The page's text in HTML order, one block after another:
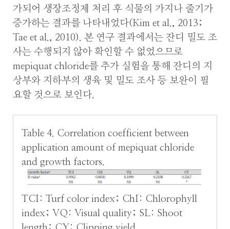
가되어 생장조정제 처리 후 식물의 가지나 줄기가
증가하는 결과를 나타내었다(Kim et al., 2013;
Tae et al., 2010). 본 연구 결과에서는 잔디 밀도 조
사는 수행되지 않아 확인할 수 없었으므로
mepiquat chloride를 추가 실험을 통해 잔디의 지
상부와 지하부의 생육 및 밀도 조사 등 보완이 필
요할 것으로 보인다.
Table 4. Correlation coefficient between
application amount of mepiquat chloride
and growth factors.
TCI: Turf color index; ChI: Chlorophyll
index; VQ: Visual quality; SL: Shoot